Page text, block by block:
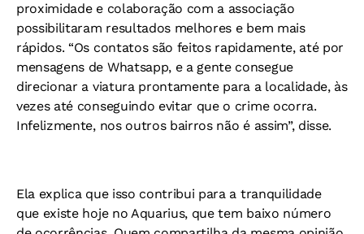
proximidade e colaboração com a associação
possibilitaram resultados melhores e bem mais
rápidos. “Os contatos são feitos rapidamente, até por
mensagens de Whatsapp, e a gente consegue
direcionar a viatura prontamente para a localidade, às
vezes até conseguindo evitar que o crime ocorra.
Infelizmente, nos outros bairros não é assim”, disse.
Ela explica que isso contribui para a tranquilidade
que existe hoje no Aquarius, que tem baixo número